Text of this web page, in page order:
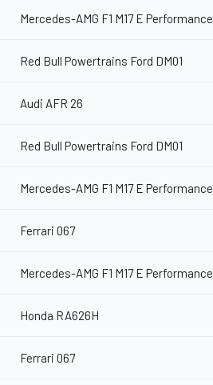
Mercedes-AMG F1 M17 E Performance
Red Bull Powertrains Ford DM01
Audi AFR 26
Red Bull Powertrains Ford DM01
Mercedes-AMG F1 M17 E Performance
Ferrari 067
Mercedes-AMG F1 M17 E Performance
Honda RA626H
Ferrari 067